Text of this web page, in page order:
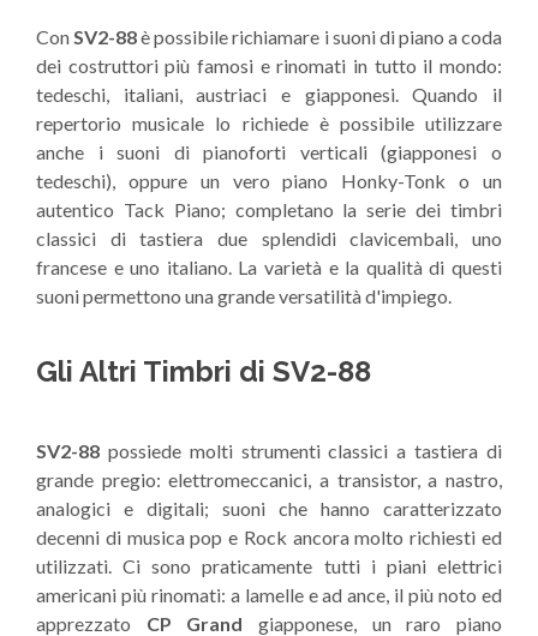
7 KORG SV2-73 Stage Vintage Piano- Sound Show: Japanese Bright 209
9 KORG SV2-73 Stage Vintage Piano - Sound Clip: Electric Piano 205
10 KORG SV2 - Stage Piano: Terza Parte il Computer Editor 566
11 KORG SV2 Presentazione - Le principali funzioni dello STAGE VINTAGE piano 395
12 KORG SV2 88S Stage Vintage Piano - SOUND SHOW 675
13 KORG SV-2 88S Stage Vintage Piano - Non Solo Rock!!!
Con SV2-88è possibile richiamare i suoni di piano a coda
dei costruttori più famosi e rinomati in tutto il mondo:
tedeschi, italiani, austriaci e giapponesi. Quando il
repertorio musicale lo richiede è possibile utilizzare
anche i suoni di pianoforti verticali (giapponesi o
tedeschi), oppure un vero piano Honky-Tonk o un
autentico Tack Piano; completano la serie dei timbri
classici di tastiera due splendidi clavicembali, uno
francese e uno italiano. La varietà e la qualità di questi
suoni permettono una grande versatilità d'impiego.
Gli Altri Timbri di SV2-88
SV2-88 possiede molti strumenti classici a tastiera di
grande pregio: elettromeccanici, a transistor, a nastro,
analogici e digitali; suoni che hanno caratterizzato
decenni di musica pop e Rock ancora molto richiesti ed
utilizzati. Ci sono praticamente tutti i piani elettrici
americani più rinomati: a lamelle e ad ance, il più noto ed
apprezzato CP Grand giapponese, un raro piano